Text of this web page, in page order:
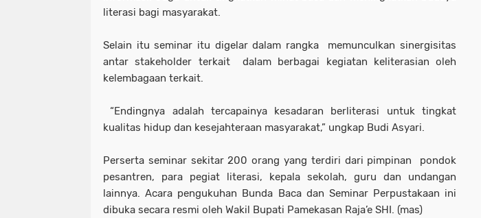
literasi bagi masyarakat.
Selain itu seminar itu digelar dalam rangka memunculkan sinergisitas
antar stakeholder terkait dalam berbagai kegiatan keliterasian oleh
kelembagaan terkait.
“Endingnya adalah tercapainya kesadaran berliterasi untuk tingkat
kualitas hidup dan kesejahteraan masyarakat,” ungkap Budi Asyari.
Perserta seminar sekitar 200 orang yang terdiri dari pimpinan pondok
pesantren, para pegiat literasi, kepala sekolah, guru dan undangan
lainnya. Acara pengukuhan Bunda Baca dan Seminar Perpustakaan ini
dibuka secara resmi oleh Wakil Bupati Pamekasan Raja’e SHI. (mas)